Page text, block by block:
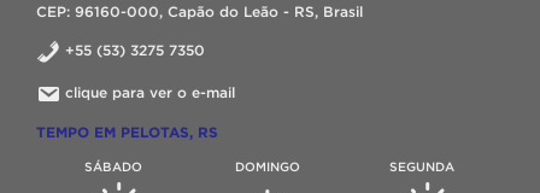
CEP: 96160-000, Capão do Leão - RS, Brasil
+55 (53) 3275 7350
clique para ver o e-mail
TEMPO EM PELOTAS, RS
SÁBADO DOMINGO SEGUNDA